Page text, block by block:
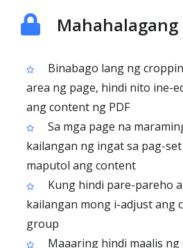
Binabago lang ng
area ng page, hindi nito ine-
ang content ng PDF
Sa mga page na
kailangan ng ingat sa pag-
maputol ang content
Kung hindi pare-pareho
kailangan mong i-adjust ang
group
Maaaring hindi maalis